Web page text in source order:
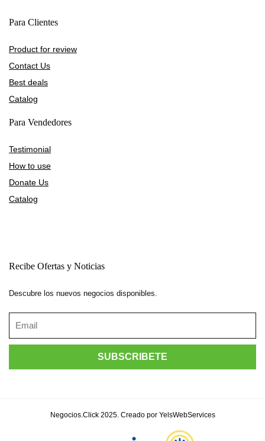
Para Clientes
Product for review
Contact Us
Best deals
Catalog
Para Vendedores
Testimonial
How to use
Donate Us
Catalog
Recibe Ofertas y Noticias
Descubre los nuevos negocios disponibles.
Negocios.Click 2025. Creado por YelsWebServices